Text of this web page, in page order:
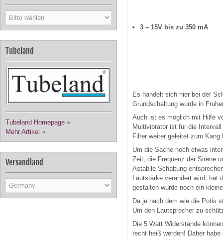
Tubeland
Tubeland Homepage »
Mehr Artikel »
Versandland
3 – 15V bis zu 350 mA
Es handelt sich hier bei der
Grundschaltung wurde in
Auch ist es möglich mit Hilfe
Multivibrator ist für die
Filter weiter geleitet zum Kang
Um die Sache noch etwas
Zeit, die Frequenz der Sirene
Astabile Schaltung
Lautstärke verändert wird, hat
gestalten wurde noch ein
Da je nach dem wie die Potis
Um den Lautsprecher zu
Die 5 Watt Widerstände
recht heiß werden! Daher